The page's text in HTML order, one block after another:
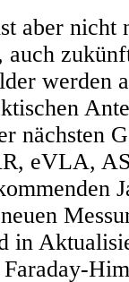
aber nicht
auch
werden
nächsten
eVLA,
in